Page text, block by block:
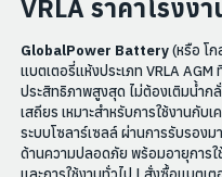
VRLA ราคาโรงง
GlobalPower Battery(หรือ โก
แบตเตอรี่แห้งประเภท VRLA
ประสิทธิภาพสูงสุด ไม่ต้องเติมน้ำก
เสถียร เหมาะสำหรับการใช้งานกับ
ระบบโซลาร์เซลล์ ผ่านการรับรองม
ด้านความปลอดภัย พร้อมอายุการใ